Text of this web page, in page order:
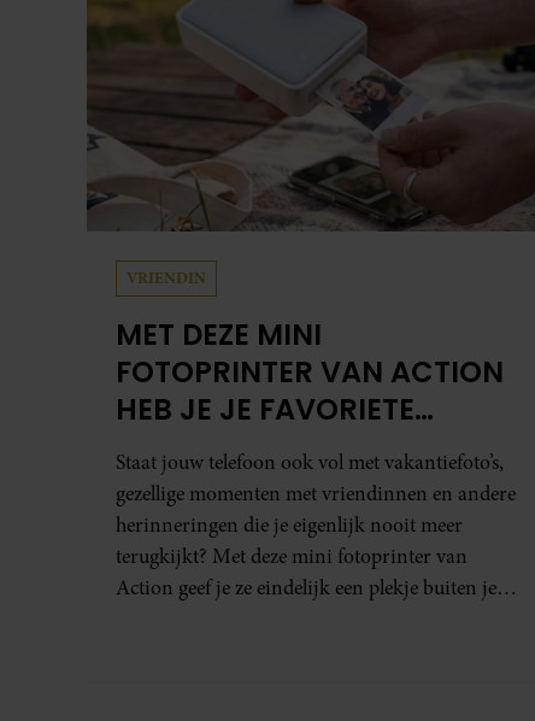
VRIENDIN
MET DEZE MINI
FOTOPRINTER VAN ACTION
HEB JE JE FAVORIETE
FOTO’S BINNEN ÉÉN MINUUT
IN HANDEN
Staat jouw telefoon ook vol met vakantiefoto’s,
gezellige momenten met vriendinnen en andere
herinneringen die je eigenlijk nooit meer
terugkijkt? Met deze mini fotoprinter van
Action geef je ze eindelijk een plekje buiten je